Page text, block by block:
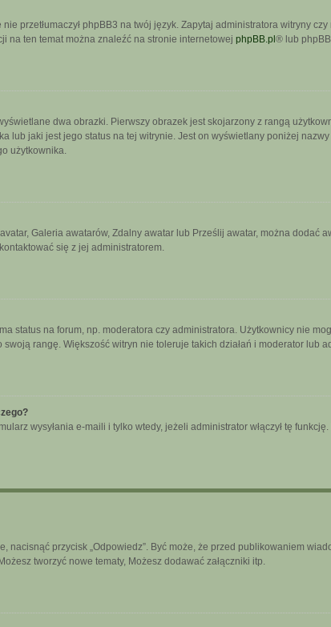
przetłumaczył phpBB3 na twój język. Zapytaj administratora witryny
na ten temat można znaleźć na stronie internetowej phpBB.pl ® lub
dwa obrazki. Pierwszy obrazek jest skojarzony z rangą
jaki jest jego status na tej witrynie. Jest on wyświetlany poniżej
użytkownika.
Galeria awatarów, Zdalny awatar lub Prześlij awatar, można dodać
się z jej administratorem.
status na forum, np. moderatora czy administratora. Użytkownicy nie
rangę. Większość witryn nie toleruje takich działań i moderator lub
wysyłania e-maili i tylko wtedy, jeżeli administrator włączył tę
przycisk „Odpowiedz”. Być może, że przed publikowaniem
tworzyć nowe tematy, Możesz dodawać załączniki itp.